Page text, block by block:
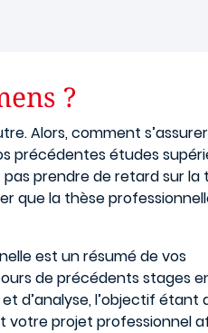
?
Alors, comment
précédentes études
prendre de retard sur la
que la thèse
est un résumé de vos
de précédents stages
d’analyse, l’objectif étant
votre projet professionnel